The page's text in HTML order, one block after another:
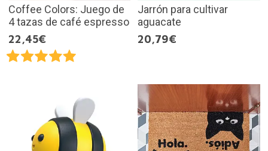
Coffee Colors: Juego de
4 tazas de café espresso
22,45€
Jarrón para cultivar
aguacate
20,79€